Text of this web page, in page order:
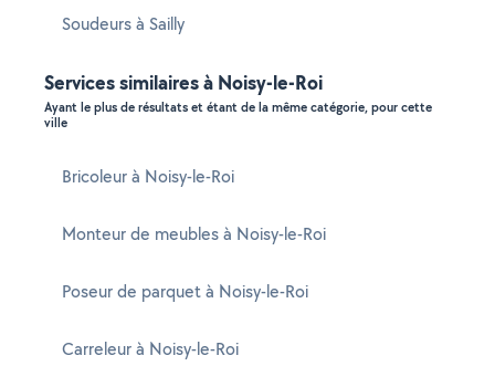
Soudeurs à Sailly
Services similaires à Noisy-le-Roi
Ayant le plus de résultats et étant de la même catégorie, pour cette
ville
Bricoleur à Noisy-le-Roi
Monteur de meubles à Noisy-le-Roi
Poseur de parquet à Noisy-le-Roi
Carreleur à Noisy-le-Roi